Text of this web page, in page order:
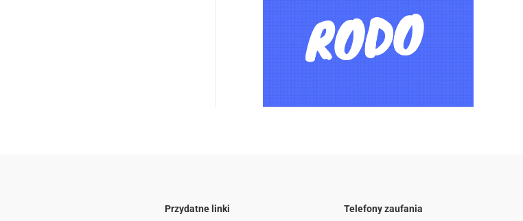
Przydatne linki Telefony zaufania